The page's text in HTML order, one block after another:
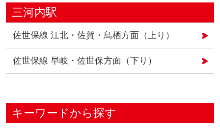
三河内駅
佐世保線 江北・佐賀・鳥栖方面（上り）
佐世保線 早岐・佐世保方面（下り）
キーワードから探す